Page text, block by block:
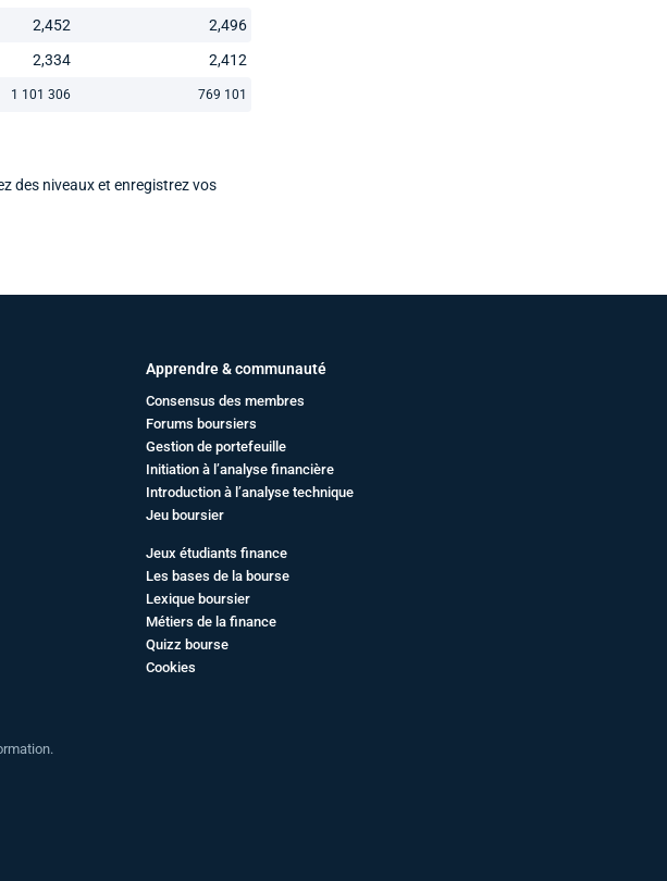
2,452
2,496
2,334
2,412
1 101 306 769 101
des niveaux et enregistrez vos
Apprendre & communauté
Consensus des membres
Forums boursiers
Gestion de portefeuille
Initiation à l’analyse financière
Introduction à l’analyse technique
Jeu boursier
Jeux étudiants finance
Les bases de la bourse
Lexique boursier
Métiers de la finance
Quizz bourse
Cookies